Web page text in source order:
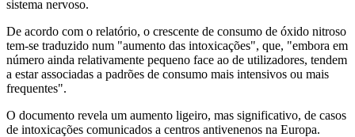
sistema nervoso.
De acordo com o relatório, o crescente de consumo de óxido nitroso
tem-se traduzido num "aumento das intoxicações", que, "embora em
número ainda relativamente pequeno face ao de utilizadores, tendem
a estar associadas a padrões de consumo mais intensivos ou mais
frequentes".
O documento revela um aumento ligeiro, mas significativo, de casos
de intoxicações comunicados a centros antivenenos na Europa.